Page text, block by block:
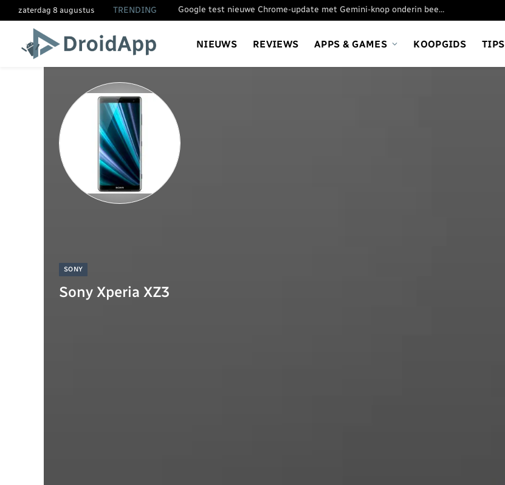
zaterdag 8 augustus TRENDING Google test nieuwe Chrome-update met Gemini-knop onderin beeld
NIEUWS REVIEWS APPS & GAMES KOOPGIDS TIPS
SONY
Sony Xperia XZ3